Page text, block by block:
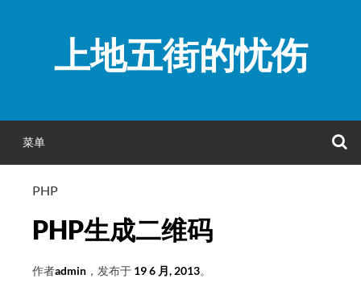
上地五街的忧伤
菜单
PHP
PHP生成二维码
作者admin ，发布于 19 6 月, 2013。